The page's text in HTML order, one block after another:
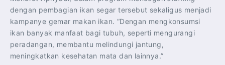
dengan pembagian ikan segar tersebut sekaligus menjadi
kampanye gemar makan ikan. “Dengan mengkonsumsi
ikan banyak manfaat bagi tubuh, seperti mengurangi
peradangan, membantu melindungi jantung,
meningkatkan kesehatan mata dan lainnya.”